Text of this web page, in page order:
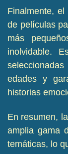
Finalmente,
de películas
más
inolvidable.
edades y
historias
En resumen,
amplia gama
temáticas, lo